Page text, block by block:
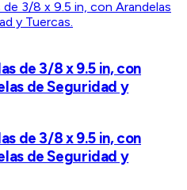
de 3/8 x 9.5 in, con
de Seguridad y
de 3/8 x 9.5 in, con
de Seguridad y